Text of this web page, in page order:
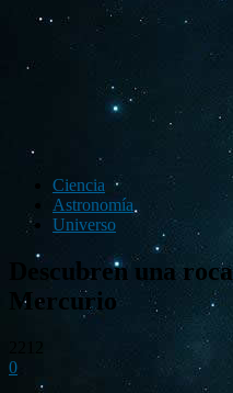
Ciencia
Astronomía
Universo
Descubren una
Mercurio
0